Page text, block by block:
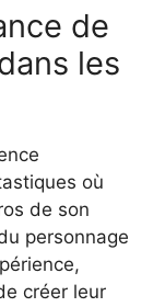
de
les
où
de son
personnage
créer leur